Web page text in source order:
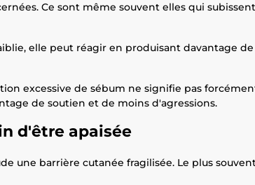
Ce sont même souvent elles qui
elle peut réagir en produisant davantage
excessive de sébum ne signifie pas
de soutien et de moins d'agressions.
d'être apaisée
barrière cutanée fragilisée. Le plus